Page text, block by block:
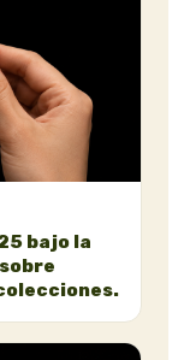
bajo la